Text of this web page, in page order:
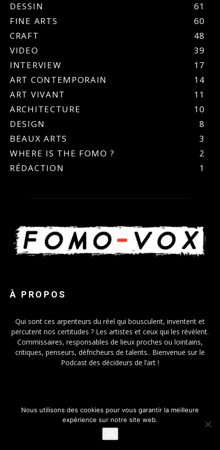
DESSIN
61
FINE ARTS
60
CRAFT
48
VIDEO
39
INTERVIEW
17
ART CONTEMPORAIN
14
ART VIVANT
11
ARCHITECTURE
10
DESIGN
8
BEAUX ARTS
3
WHERE IS THE FOMO ?
2
RÉDACTION
1
À PROPOS
Qui sont ces arpenteurs du réel qui bousculent, inventent et
percutent nos certitudes ? Les artistes et ceux qui les révèlent.
Commissaires, responsables de lieux proches ou lointains,
critiques, penseurs, défricheurs de talents.. Bienvenue sur le
Podcast des décideurs de l’art !
NOUS SUIVRE
Nous utilisons des cookies pour vous garantir la meilleure
expérience sur notre site web.